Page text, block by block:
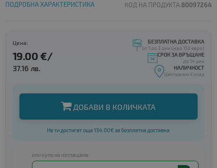
ПОДРОБНА ХАРАКТЕРИСТИКА КОД НА ПРОДУКТА:80097264
Цена:
19.00 €/
37.16 лв.
БЕЗПЛАТНА ДОСТАВКА
от 1 до 3 дни (над 153 евро)
СРОК ЗА ВРЪЩАНЕ
до 14 дни
НАЛИЧНОСТ
Централен Склад
ДОБАВИ В КОЛИЧКАТА
Не ти достигат още 134.00€ за безплатна доставка
или купи на изплащане: